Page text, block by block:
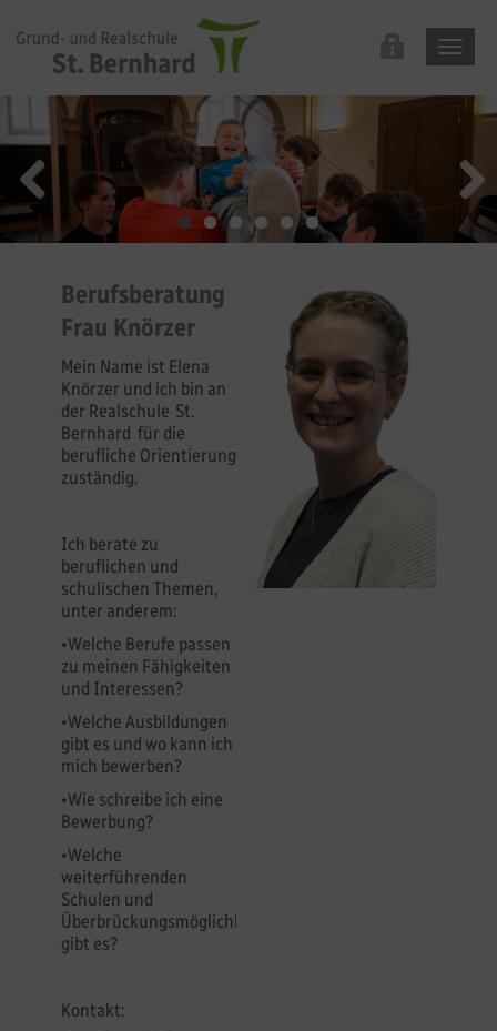
Berufsberatung
Frau Knörzer
Mein Name ist Elena
Knörzer und ich bin an
der Realschule St.
Bernhard für die
berufliche Orientierung
zuständig.
Ich berate zu
beruflichen und
schulischen Themen,
unter anderem:
•Welche Berufe passen
zu meinen Fähigkeiten
und Interessen?
•Welche Ausbildungen
gibt es und wo kann ich
mich bewerben?
•Wie schreibe ich eine
Bewerbung?
•Welche
weiterführenden
Schulen und
Überbrückungsmöglichkeiten
gibt es?
Kontakt: